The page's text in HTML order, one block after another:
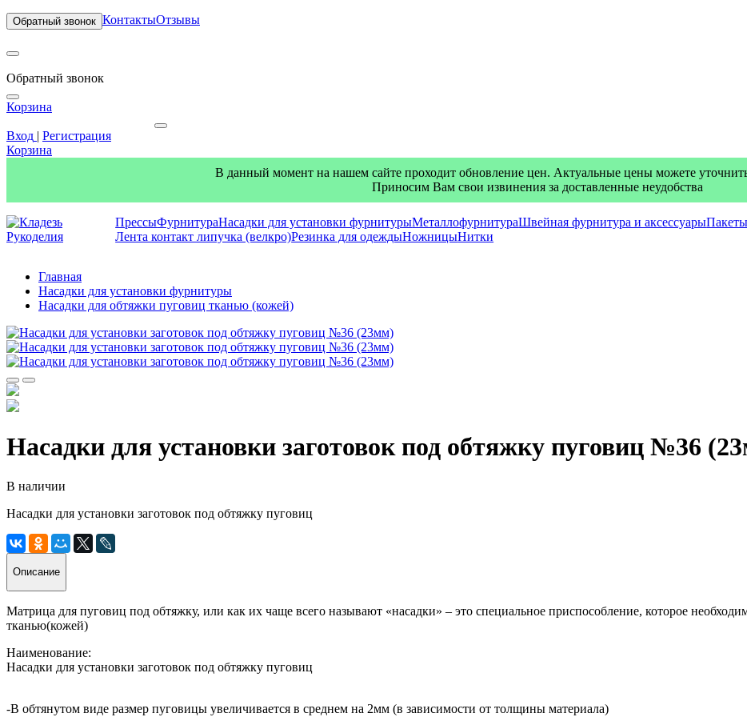
Обратный звонок КонтактыОтзывы
Обратный звонок
Корзина
Вход | Регистрация
Корзина
В данный момент на нашем сайте проходит обновление цен. Актуальные цены можете
Приносим Вам свои извинения за доставленные неудобства
ПрессыФурнитураНасадки для установки фурнитурыМеталлофурнитураШвейная фурнитура и аксессуары
Лента контакт липучка (велкро)Резинка для одеждыНожницыНитки
Главная
Насадки для установки фурнитуры
Насадки для обтяжки пуговиц тканью (кожей)
Насадки для установки заготовок под обтяжку пуговиц №36
В наличии
Насадки для установки заготовок под обтяжку пуговиц
Описание
Матрица для пуговиц под обтяжку, или как их чаще всего называют «насадки» – это специальное приспособление, которое
тканью(кожей)
Наименование:
Насадки для установки заготовок под обтяжку пуговиц
-В обтянутом виде размер пуговицы увеличивается в среднем на 2мм (в зависимости от толщины материала)